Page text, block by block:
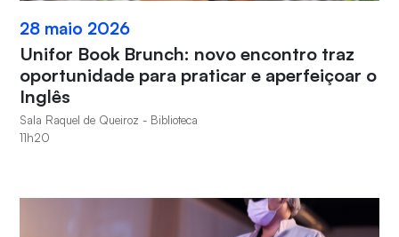
28 maio 2026
Unifor Book Brunch: novo encontro traz
oportunidade para praticar e aperfeiçoar o
Inglês
Sala Raquel de Queiroz - Biblioteca
11h20